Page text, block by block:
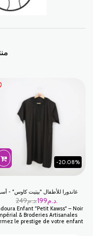
-20.08%
غاندورا للأطفال "بيتيت كاوس" -
249 د.م.199 د.م.
Enfant "Petit Kawss" – Noir
& Broderies Artisanales
le prestige de votre enfant